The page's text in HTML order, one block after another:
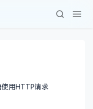
用HTTP请求